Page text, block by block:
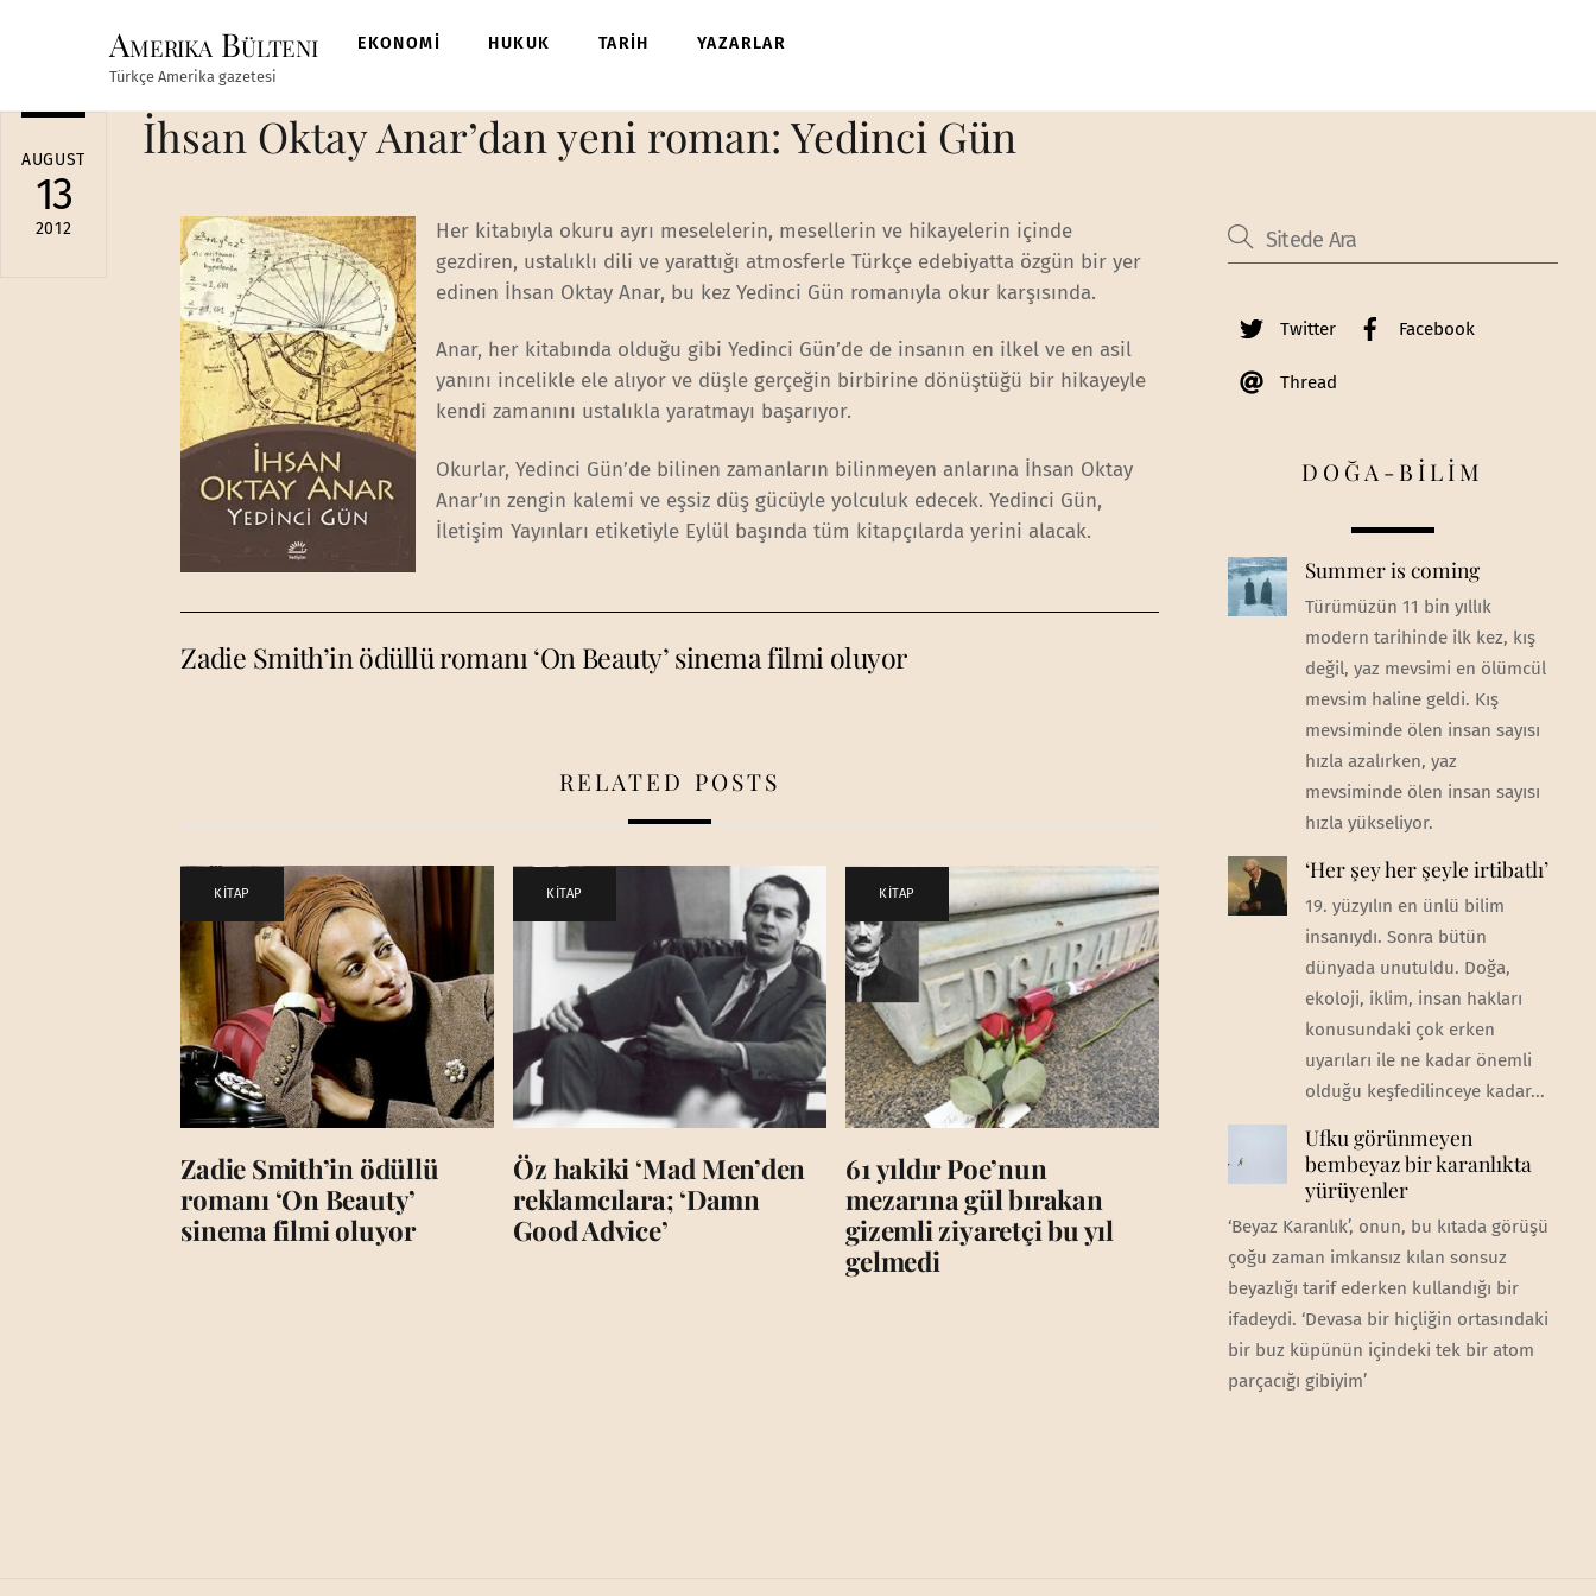
Amerika Bülteni
Türkçe Amerika gazetesi
EKONOMİ HUKUK TARİH YAZARLAR
AUGUST
13
2012
İhsan Oktay Anar’dan yeni roman: Yedinci Gün
Her kitabıyla okuru ayrı meselelerin, mesellerin ve hikayelerin içinde
gezdiren, ustalıklı dili ve yarattığı atmosferle Türkçe edebiyatta özgün bir yer
edinen İhsan Oktay Anar, bu kez Yedinci Gün romanıyla okur karşısında.
Anar, her kitabında olduğu gibi Yedinci Gün’de de insanın en ilkel ve en asil
yanını incelikle ele alıyor ve düşle gerçeğin birbirine dönüştüğü bir hikayeyle
kendi zamanını ustalıkla yaratmayı başarıyor.
Okurlar, Yedinci Gün’de bilinen zamanların bilinmeyen anlarına İhsan Oktay
Anar’ın zengin kalemi ve eşsiz düş gücüyle yolculuk edecek. Yedinci Gün,
İletişim Yayınları etiketiyle Eylül başında tüm kitapçılarda yerini alacak.
Zadie Smith’in ödüllü romanı ‘On Beauty’ sinema filmi oluyor
RELATED POSTS
KİTAP
Zadie Smith’in ödüllü
romanı ‘On Beauty’
sinema filmi oluyor
KİTAP
Öz hakiki ‘Mad Men’den
reklamcılara; ‘Damn
Good Advice’
KİTAP
61 yıldır Poe’nun
mezarına gül bırakan
gizemli ziyaretçi bu yıl
gelmedi
Twitter Facebook
Thread
DOĞA-BİLİM
Summer is coming
Türümüzün 11 bin yıllık
modern tarihinde ilk kez, kış
değil, yaz mevsimi en ölümcül
mevsim haline geldi. Kış
mevsiminde ölen insan sayısı
hızla azalırken, yaz
mevsiminde ölen insan sayısı
hızla yükseliyor.
‘Her şey her şeyle irtibatlı’
19. yüzyılın en ünlü bilim
insanıydı. Sonra bütün
dünyada unutuldu. Doğa,
ekoloji, iklim, insan hakları
konusundaki çok erken
uyarıları ile ne kadar önemli
olduğu keşfedilinceye kadar...
Ufku görünmeyen
bembeyaz bir karanlıkta
yürüyenler
‘Beyaz Karanlık’, onun, bu kıtada görüşü
çoğu zaman imkansız kılan sonsuz
beyazlığı tarif ederken kullandığı bir
ifadeydi. ‘Devasa bir hiçliğin ortasındaki
bir buz küpünün içindeki tek bir atom
parçacığı gibiyim’